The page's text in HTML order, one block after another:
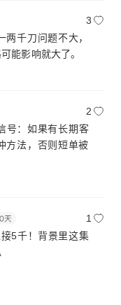
3
千刀问题不大，
能影响就大了。
2
号：如果有长期客
方法，否则短单被
1
5千！背景里这集